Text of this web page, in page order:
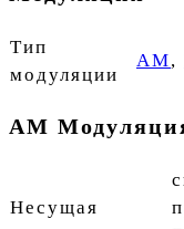
Тип
модуляции
AM,
AM
Несущая